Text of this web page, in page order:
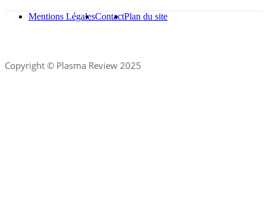
Mentions LégalesContactPlan du site
Copyright © Plasma Review 2025